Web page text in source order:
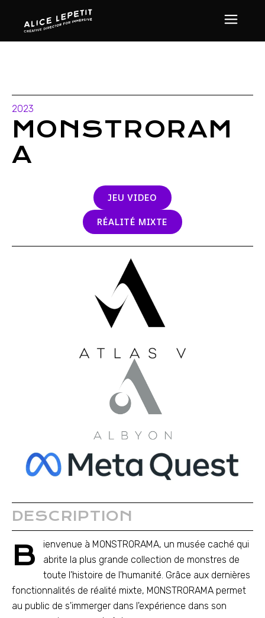
2023
MONSTRORAM
A
JEU VIDEO
RÉALITÉ MIXTE
DESCRIPTION
B
ienvenue à MONSTRORAMA, un musée caché qui
abrite la plus grande collection de monstres de
toute l'histoire de l'humanité. Grâce aux dernières
fonctionnalités de réalité mixte, MONSTRORAMA permet
au public de s'immerger dans l'expérience dans son